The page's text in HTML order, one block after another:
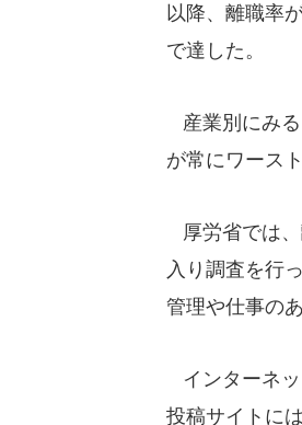
以降、離職率
で達した。
産業別にみ
が常にワース
厚労省では
入り調査を行
管理や仕事の
インターネ
投稿サイトに